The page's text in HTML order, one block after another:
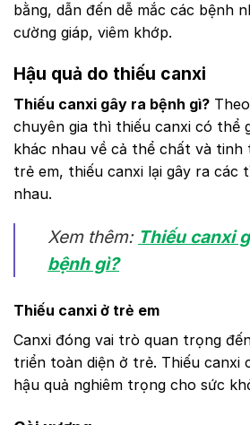
bằng, dẫn đến dễ mắc các bệnh
cường giáp, viêm khớp.
Hậu quả do thiếu canxi
Thiếu canxi gây ra bệnh gì?
chuyên gia thì thiếu canxi có thể
khác nhau về cả thể chất và tinh
trẻ em, thiếu canxi lại gây ra các
nhau.
Xem thêm: Thiếu canxi
bệnh gì?
Thiếu canxi ở trẻ em
Canxi đóng vai trò quan trọng
triển toàn diện ở trẻ. Thiếu canxi
hậu quả nghiêm trọng cho sức